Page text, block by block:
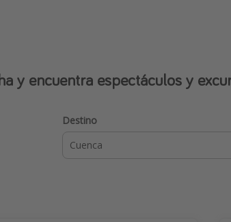
y encuentra espectáculos y
Destino